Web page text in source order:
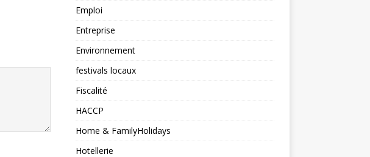
Emploi
Entreprise
Environnement
festivals locaux
Fiscalité
HACCP
Home & FamilyHolidays
Hotellerie